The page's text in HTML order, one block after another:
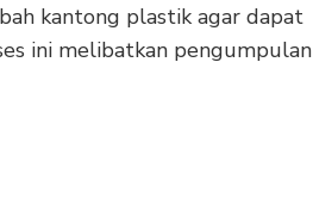
kantong plastik agar dapat
ini melibatkan pengumpulan